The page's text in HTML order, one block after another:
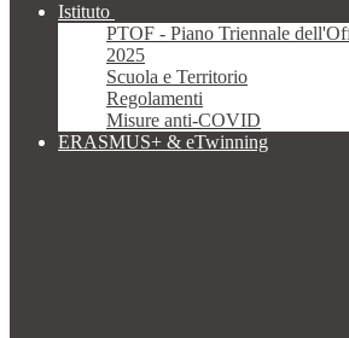
Istituto
PTOF - Piano Triennale
2025
Scuola e Territorio
Regolamenti
Misure anti-COVID
ERASMUS+ & eTwinning